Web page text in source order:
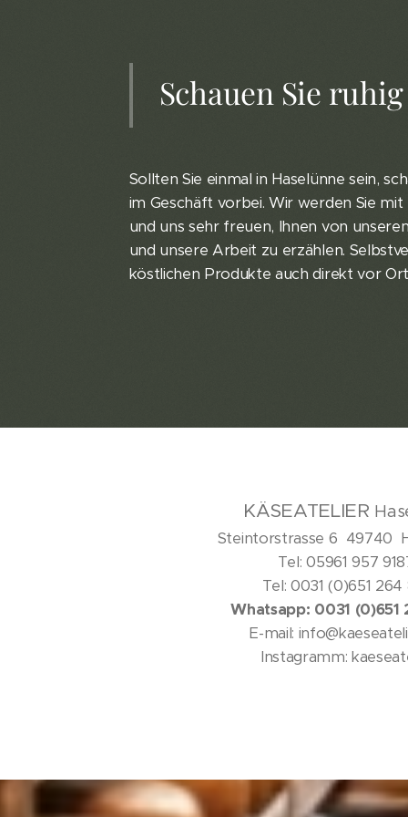
Schauen Sie
Sollten Sie einmal in Haselünne sein,
im Geschäft vorbei. Wir werden Sie
und uns sehr freuen, Ihnen von
und unsere Arbeit zu erzählen.
köstlichen Produkte auch direkt vor
KÄSEATELIER
Steintorstrasse 6 49740
Tel: 05961 957
Tel: 0031 (0)651
Whatsapp: 0031
E-mail:
Instagramm: